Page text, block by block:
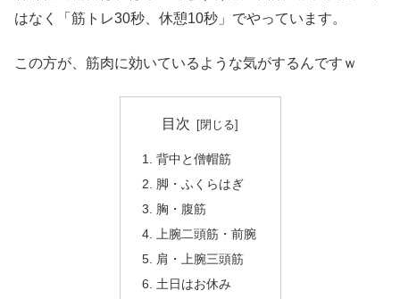
はなく「筋トレ30秒、休憩10秒」でやっています。
この方が、筋肉に効いているような気がするんですｗ
目次
背中と僧帽筋
脚・ふくらはぎ
胸・腹筋
上腕二頭筋・前腕
肩・上腕三頭筋
土日はお休み